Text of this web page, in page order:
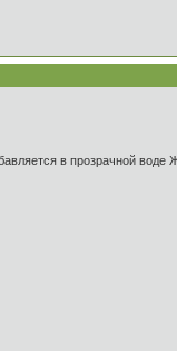
в прозрачной